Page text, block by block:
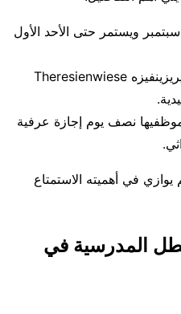
ويستمر حتى الأحد الأول
يجذب ملايين السياح لساحة تيريزينفيزه Theresienwiese
نصف يوم إجازة عرفية
في أهميته الاستمتاع
المدرسية في